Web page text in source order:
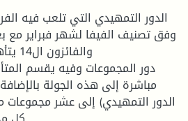
وفق تصنيف الفيفا لشهر فبراير مع
الدور التمهيدي) إلى عشر